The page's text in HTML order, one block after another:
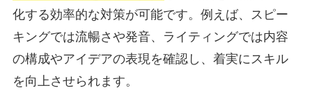
化する効率的な対策が可能です。例えば、スピー
キングでは流暢さや発音、ライティングでは内容
の構成やアイデアの表現を確認し、着実にスキル
を向上させられます。